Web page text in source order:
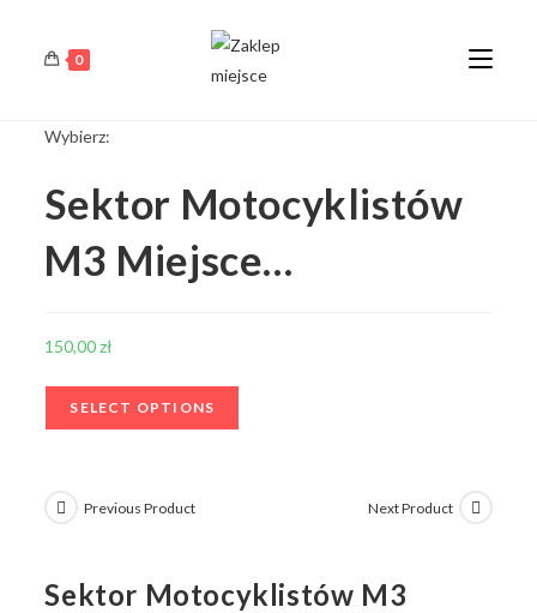
0
Wybierz:
Sektor Motocyklistów
M3 Miejsce…
150,00zł
SELECT OPTIONS
Previous Product Next Product
Sektor Motocyklistów M3